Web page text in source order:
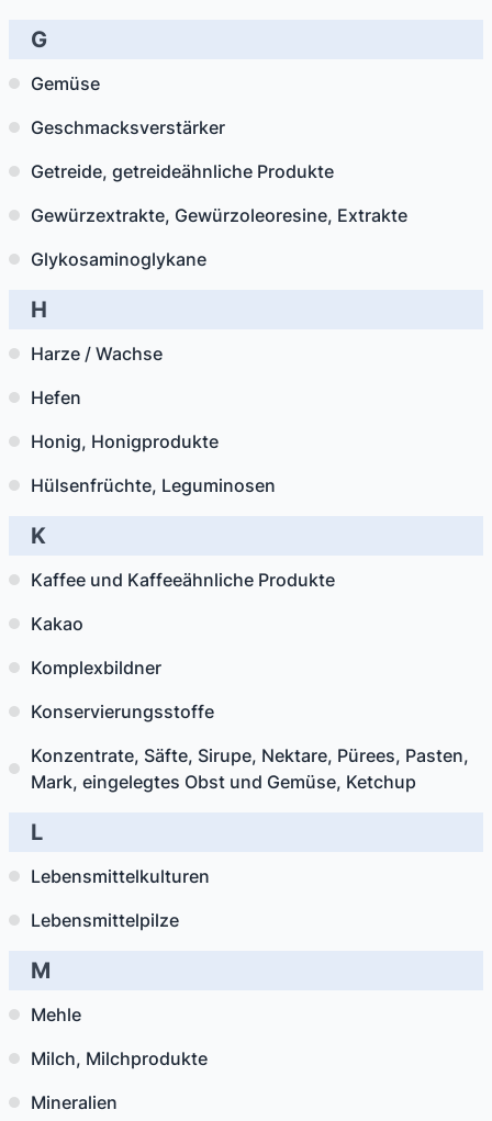
G
Gemüse
Geschmacksverstärker
Getreide, getreideähnliche Produkte
Gewürzextrakte, Gewürzoleoresine, Extrakte
Glykosaminoglykane
H
Harze / Wachse
Hefen
Honig, Honigprodukte
Hülsenfrüchte, Leguminosen
K
Kaffee und Kaffeeähnliche Produkte
Kakao
Komplexbildner
Konservierungsstoffe
Konzentrate, Säfte, Sirupe, Nektare, Pürees, Pasten,
Mark, eingelegtes Obst und Gemüse, Ketchup
L
Lebensmittelkulturen
Lebensmittelpilze
M
Mehle
Milch, Milchprodukte
Mineralien